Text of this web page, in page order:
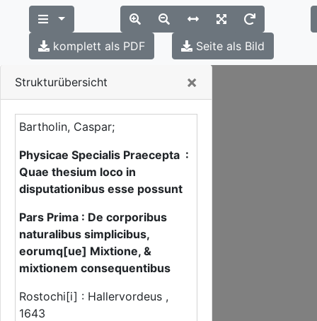
Strukturübersicht ×
Bartholin, Caspar;
Physicae Specialis Praecepta :
Quae thesium loco in
disputationibus esse possunt
Pars Prima : De corporibus
naturalibus simplicibus,
eorumq[ue] Mixtione, &
mixtionem consequentibus
Rostochi[i] : Hallervordeus ,
1643
komplett als PDF Seite als Bild